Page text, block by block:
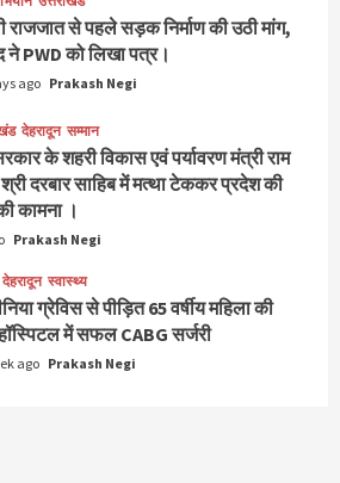
राजजात से पहले सड़क निर्माण की उठी मांग,
ने PWD को लिखा पत्र।
ago Prakash Negi
देहरादून सम्मान
के शहरी विकास एवं पर्यावरण मंत्री राम
दरबार साहिब में मत्था टेककर प्रदेश की
कामना ।
Prakash Negi
देहरादून स्वास्थ्य
ग्रेविस से पीड़ित 65 वर्षीय महिला की
में सफल CABG सर्जरी
ago Prakash Negi